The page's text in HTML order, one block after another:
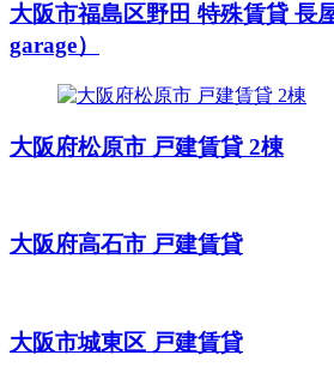
大阪市福島区野田 特殊賃貸 長
garage）
大阪府松原市 戸建賃貸 2棟
大阪府高石市 戸建賃貸
大阪市城東区 戸建賃貸